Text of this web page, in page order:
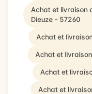
Achat et livraison
Dieuze - 57260
Achat et
Achat et
Achat et
Achat et